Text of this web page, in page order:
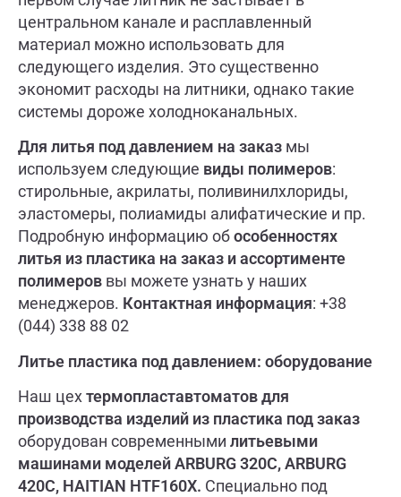
центральном канале и расплавленный
материал можно использовать для
следующего изделия. Это существенно
экономит расходы на литники, однако такие
системы дороже холодноканальных.
Для литья под давлением на заказ мы
используем следующие виды полимеров:
стирольные, акрилаты, поливинилхлориды,
эластомеры, полиамиды алифатические и пр.
Подробную информацию обособенностях
литья из пластика на заказ и ассортименте
полимеров вы можете узнать у наших
менеджеров. Контактная информация: +38
(044) 338 88 02
Литье пластика под давлением: оборудование
Наш цехтермопластавтоматов для
производства изделий из пластика под заказ
оборудован современными литьевыми
машинами моделей ARBURG 320C, ARBURG
420C, HAITIAN HTF160X. Специально под